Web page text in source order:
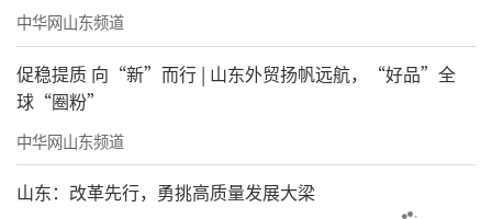
中华网山东频道
促稳提质 向“新”而行 | 山东外贸扬帆远航，“好品”全
球“圈粉”
中华网山东频道
山东：改革先行，勇挑高质量发展大梁